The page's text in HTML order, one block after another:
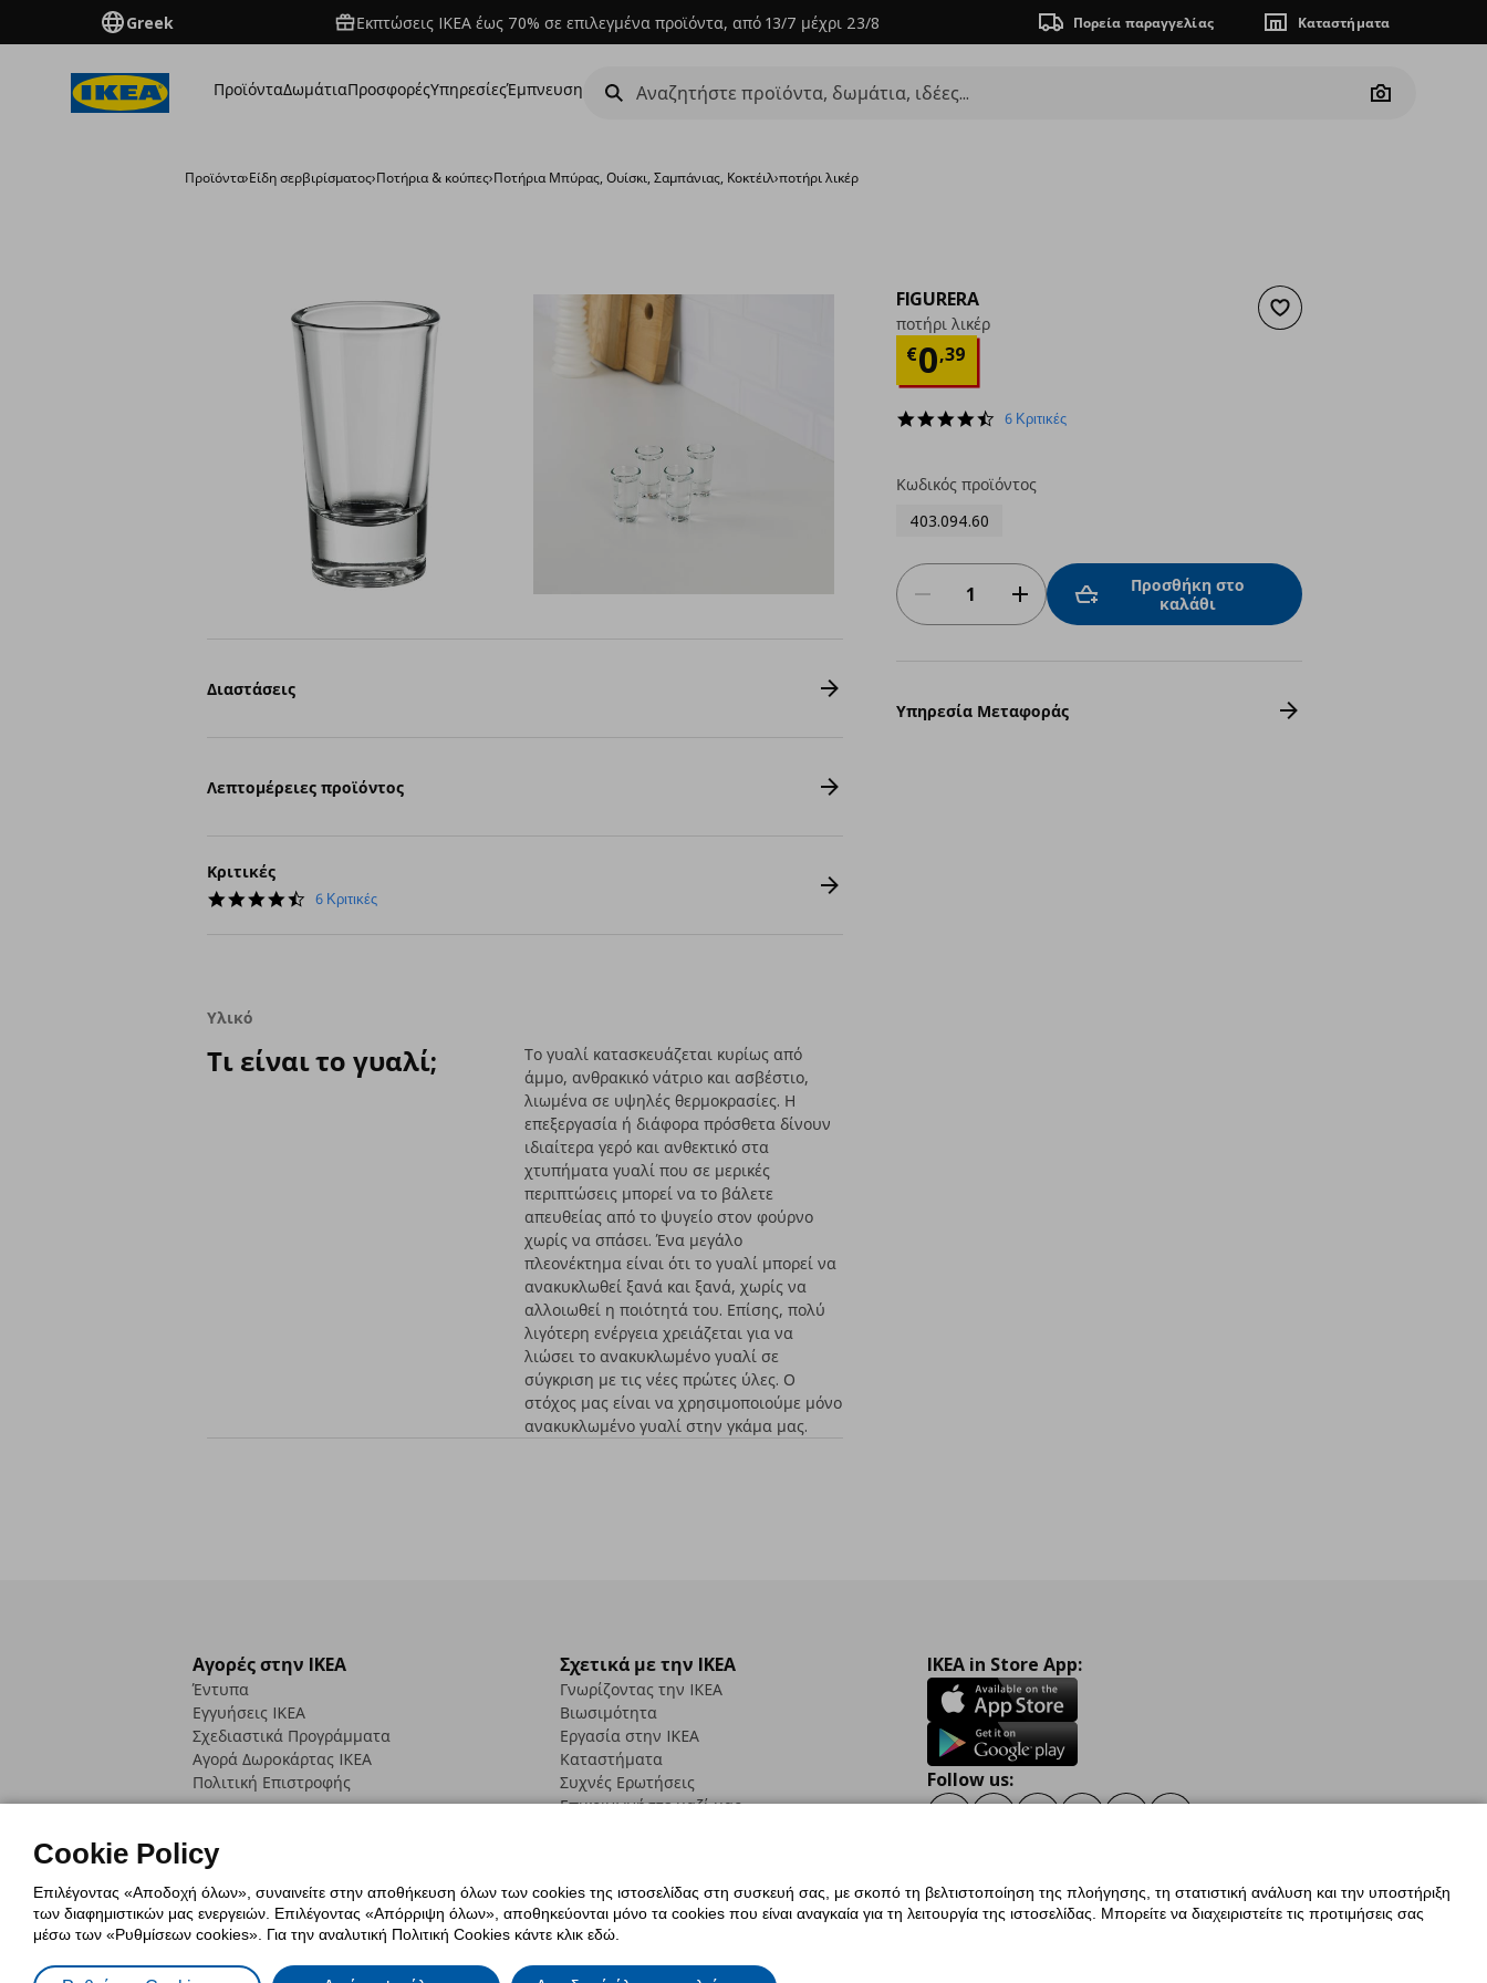
Greek Εκπτώσεις IKEA έως 70% σε επιλεγμένα προϊόντα, από 13/7 μέχρι 23/8 Πορεία παραγγελίας Καταστήματα
ΠροϊόνταΔωμάτιαΠροσφορέςΥπηρεσίεςΈμπνευση
Camera
Προϊόντα›Είδη σερβιρίσματος›Ποτήρια & κούπες›Ποτήρια Μπύρας, Ουίσκι, Σαμπάνιας, Κοκτέιλ›ποτήρι λικέρ
Προσθήκη στα αγαπημένα
FIGURERA
ποτήρι λικέρ
€0,39
Τρέχουσα τιμή
4.7
6 Κριτικές
Κωδικός προϊόντος
403.094.60
Προσθήκη στο
καλάθι
Υπηρεσία Μεταφοράς
Διαστάσεις
Λεπτομέρειες προϊόντος
Κριτικές
4.7
6 Κριτικές
Υλικό
Τι είναι το γυαλί;
Το γυαλί κατασκευάζεται κυρίως από
άμμο, ανθρακικό νάτριο και ασβέστιο,
λιωμένα σε υψηλές θερμοκρασίες. Η
επεξεργασία ή διάφορα πρόσθετα δίνουν
ιδιαίτερα γερό και ανθεκτικό στα
χτυπήματα γυαλί που σε μερικές
περιπτώσεις μπορεί να το βάλετε
απευθείας από το ψυγείο στον φούρνο
χωρίς να σπάσει. Ένα μεγάλο
πλεονέκτημα είναι ότι το γυαλί μπορεί να
ανακυκλωθεί ξανά και ξανά, χωρίς να
αλλοιωθεί η ποιότητά του. Επίσης, πολύ
λιγότερη ενέργεια χρειάζεται για να
λιώσει το ανακυκλωμένο γυαλί σε
σύγκριση με τις νέες πρώτες ύλες. Ο
στόχος μας είναι να χρησιμοποιούμε μόνο
ανακυκλωμένο γυαλί στην γκάμα μας.
Αγορές στην IKEA
Έντυπα
Εγγυήσεις IKEA
Σχεδιαστικά Προγράμματα
Αγορά Δωρoκάρτας IKEA
Πολιτική Επιστροφής
Σχετικά με την IKEA
Γνωρίζοντας την IKEA
Βιωσιμότητα
Εργασία στην IKEA
Καταστήματα
Συχνές Ερωτήσεις
Επικοινωνήστε μαζί μας
IKEA in Store App:
Follow us:
Πολιτική Cookies Δήλωση ψηφιακής προσβασιμότητας
Γενική Πολιτική Προσωπικών Δεδομένων
Cookie Policy
Επιλέγοντας «Αποδοχή όλων», συναινείτε στην αποθήκευση όλων των cookies της ιστοσελίδας στη συσκευή σας, με σκοπό τη βελτιστοποίηση της πλοήγησης, τη στατιστική ανάλυση και την υποστήριξη
των διαφημιστικών μας ενεργειών. Επιλέγοντας «Απόρριψη όλων», αποθηκεύονται μόνο τα cookies που είναι αναγκαία για τη λειτουργία της ιστοσελίδας. Μπορείτε να διαχειριστείτε τις προτιμήσεις σας
μέσω των «Ρυθμίσεων cookies». Για την αναλυτική Πολιτική Cookies κάντε κλικ εδώ.